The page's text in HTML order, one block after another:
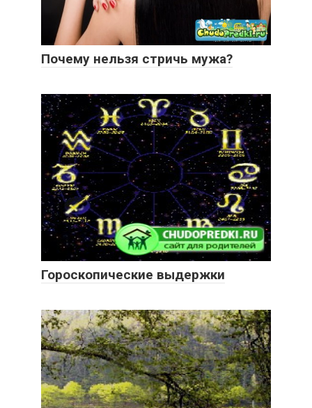
Почему нельзя стричь мужа?
Гороскопические выдержки